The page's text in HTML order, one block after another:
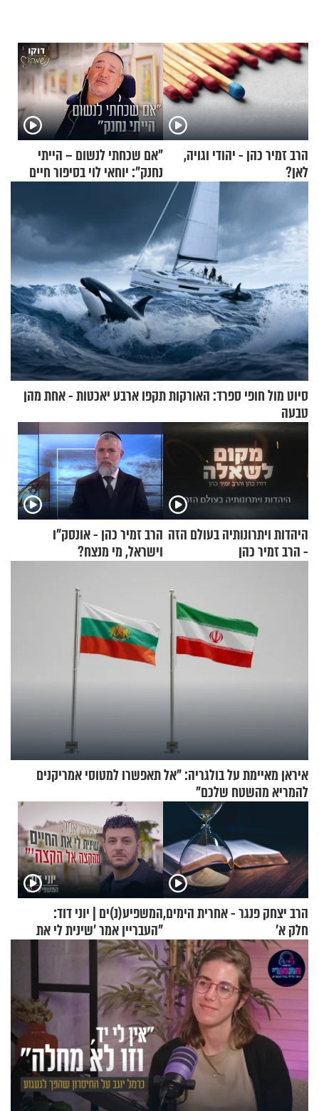
הרב זמיר כהן - יהודי וגויה,
לאן?
"אם שכחתי לנשום – הייתי
נחנק": יוחאי לוי בסיפור חיים
סיוט מול חופי ספרד: האורקות תקפו ארבע יאכטות - אחת מהן
טבעה
היהדות ויתרונותיה בעולם הזה
- הרב זמיר כהן
הרב זמיר כהן - אונסק"ו
וישראל, מי מנצח?
איראן מאיימת על בולגריה: "אל תאפשרו למטוסי אמריקנים
להמריא מהשטח שלכם"
הרב יצחק פנגר - אחרית הימים,
חלק א’
המשפיע(נ)ים | יוני דוד:
"העבריין אמר 'שינית לי את
החיים מהקצה אל הקצה'"